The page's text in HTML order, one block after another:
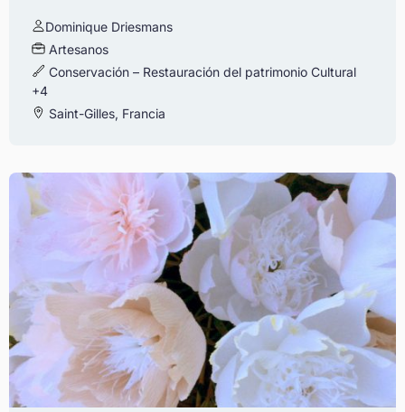
Dominique Driesmans
Artesanos
Conservación – Restauración del patrimonio Cultural
+4
Saint-Gilles, Francia